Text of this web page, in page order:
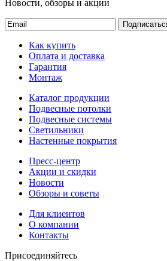
Новости, обзоры и акции
Как купить
Оплата и доставка
Гарантия
Монтаж
Каталог продукции
Подвесные потолки
Подвесные системы
Светильники
Настенные покрытия
Пресс-центр
Акции и скидки
Новости
Обзоры и советы
Для клиентов
О компании
Контакты
Присоединяйтесь